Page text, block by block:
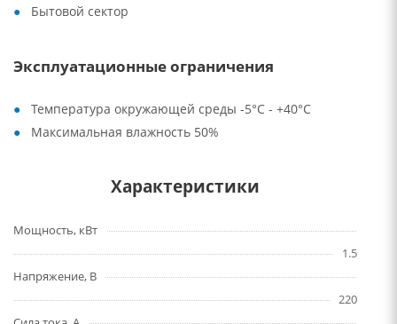
Бытовой сектор
Эксплуатационные ограничения
Температура окружающей среды -5°С - +40°С
Максимальная влажность 50%
Характеристики
Мощность, кВт
1.5
Напряжение, В
220